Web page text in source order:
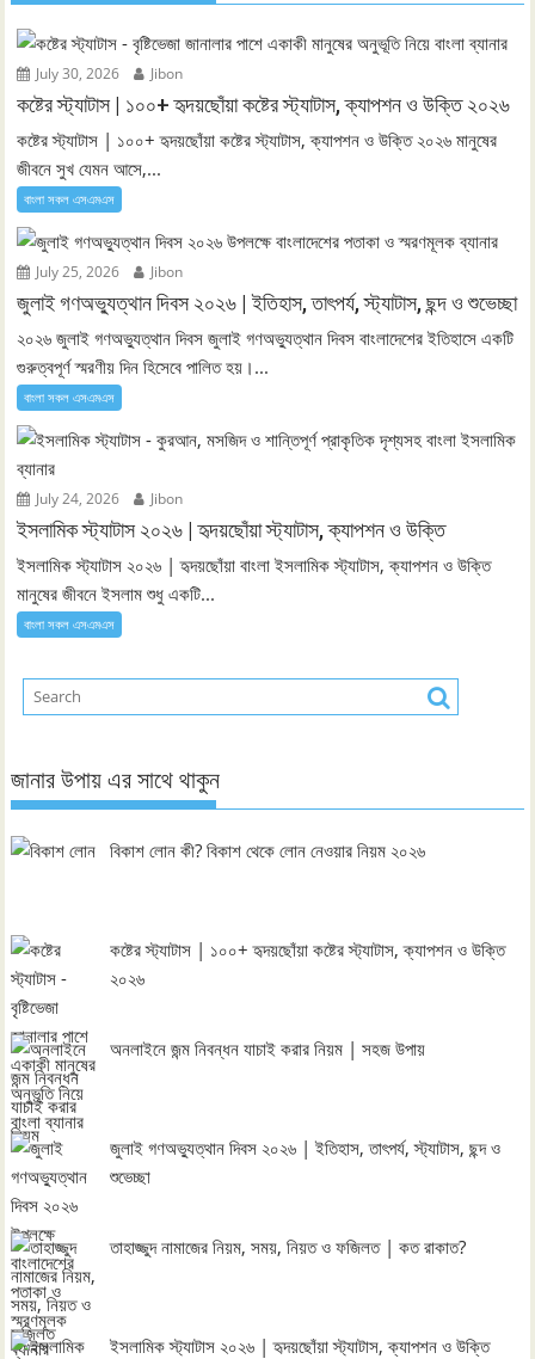
July 30, 2026 Jibon
কষ্টের স্ট্যাটাস | ১০০+ হৃদয়ছোঁয়া কষ্টের স্ট্যাটাস, ক্যাপশন ও উক্তি ২০২৬
কষ্টের স্ট্যাটাস | ১০০+ হৃদয়ছোঁয়া কষ্টের স্ট্যাটাস, ক্যাপশন ও উক্তি ২০২৬ মানুষের
জীবনে সুখ যেমন আসে,...
বাংলা সকল এসএমএস
July 25, 2026 Jibon
জুলাই গণঅভ্যুত্থান দিবস ২০২৬ | ইতিহাস, তাৎপর্য, স্ট্যাটাস, ছন্দ ও শুভেচ্ছা
২০২৬ জুলাই গণঅভ্যুত্থান দিবস জুলাই গণঅভ্যুত্থান দিবস বাংলাদেশের ইতিহাসে একটি
গুরুত্বপূর্ণ স্মরণীয় দিন হিসেবে পালিত হয়।...
বাংলা সকল এসএমএস
July 24, 2026 Jibon
ইসলামিক স্ট্যাটাস ২০২৬ | হৃদয়ছোঁয়া স্ট্যাটাস, ক্যাপশন ও উক্তি
ইসলামিক স্ট্যাটাস ২০২৬ | হৃদয়ছোঁয়া বাংলা ইসলামিক স্ট্যাটাস, ক্যাপশন ও উক্তি
মানুষের জীবনে ইসলাম শুধু একটি...
বাংলা সকল এসএমএস
জানার উপায় এর সাথে থাকুন
বিকাশ লোন কী? বিকাশ থেকে লোন নেওয়ার নিয়ম ২০২৬
কষ্টের স্ট্যাটাস | ১০০+ হৃদয়ছোঁয়া কষ্টের স্ট্যাটাস, ক্যাপশন ও উক্তি
২০২৬
অনলাইনে জন্ম নিবন্ধন যাচাই করার নিয়ম | সহজ উপায়
জুলাই গণঅভ্যুত্থান দিবস ২০২৬ | ইতিহাস, তাৎপর্য, স্ট্যাটাস, ছন্দ ও
শুভেচ্ছা
তাহাজ্জুদ নামাজের নিয়ম, সময়, নিয়ত ও ফজিলত | কত রাকাত?
ইসলামিক স্ট্যাটাস ২০২৬ | হৃদয়ছোঁয়া স্ট্যাটাস, ক্যাপশন ও উক্তি